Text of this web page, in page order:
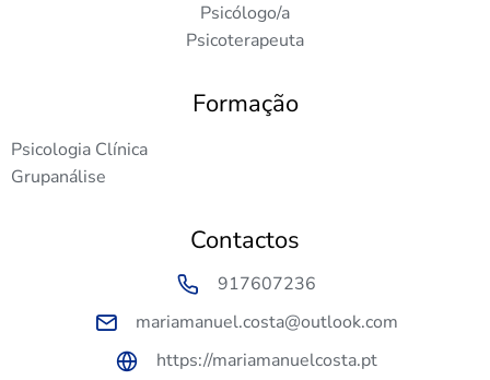
Psicólogo/a
Psicoterapeuta
Formação
Psicologia Clínica
Grupanálise
Contactos
917607236
mariamanuel.costa@outlook.com
https://mariamanuelcosta.pt